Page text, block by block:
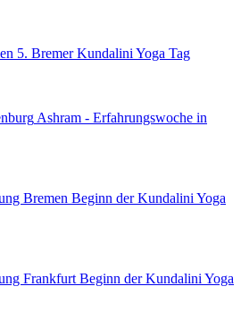
5. Bremer Kundalini Yoga Tag
Ashram - Erfahrungswoche in
Beginn der Kundalini Yoga
Beginn der Kundalini Yoga